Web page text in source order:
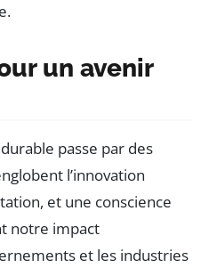
un avenir
passe par des
l’innovation
et une conscience
notre impact
et les industries